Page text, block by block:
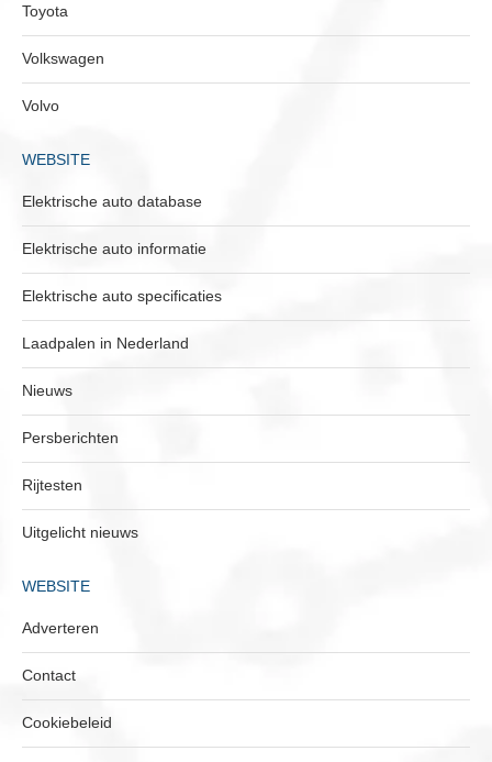
Toyota
Volkswagen
Volvo
WEBSITE
Elektrische auto database
Elektrische auto informatie
Elektrische auto specificaties
Laadpalen in Nederland
Nieuws
Persberichten
Rijtesten
Uitgelicht nieuws
WEBSITE
Adverteren
Contact
Cookiebeleid